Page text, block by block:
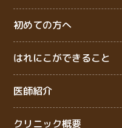
初めての方へ
はれにこができること
医師紹介
クリニック概要